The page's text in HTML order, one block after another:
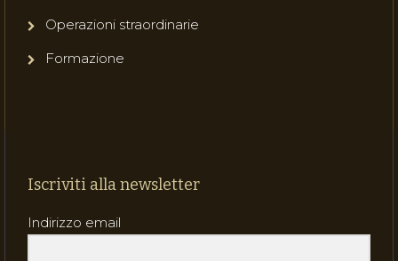
Operazioni straordinarie
Formazione
Iscriviti alla newsletter
Indirizzo email